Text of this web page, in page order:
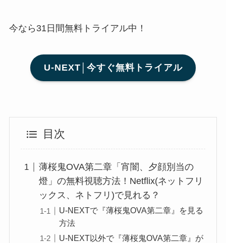
今なら31日間無料トライアル中！
U-NEXT│今すぐ無料トライアル
目次
薄桜鬼OVA第二章「宵闇、夕顔別当の
燈」の無料視聴方法！Netflix(ネットフリ
ックス、ネトフリ)で見れる？
U-NEXTで『薄桜鬼OVA第二章』を見る
方法
U-NEXT以外で『薄桜鬼OVA第二章』が